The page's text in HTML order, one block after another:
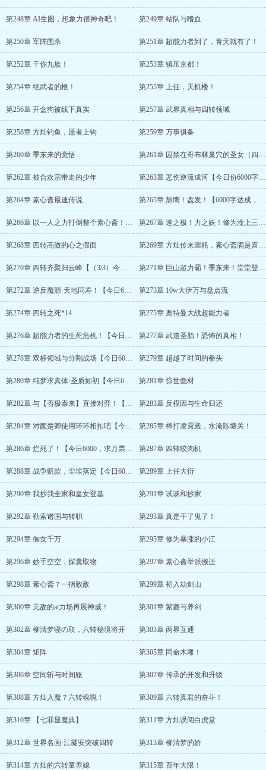
第248章 AI生图，想象力很神奇吧！ 第249章 站队与嗜血
第250章 军阵围杀 第251章 超能力者到了，青天就有了！
第252章 干你九族！ 第253章 镇压京都！
第254章 绝武者的根！ 第255章 上任，天机楼！
第256章 开盒狗被线下真实 第257章 武界真相与四转领域
第258章 方灿钓鱼，愿者上钩 第259章 万事俱备
第260章 季东来的觉悟 第261章 囚禁在哥布林巢穴的圣女（四千字大章，求月票！）
第262章 被合欢宗带走的少年 第263章 悲伤逆流成河【今日份6000字完成，求月票】
第264章 素心斋最速传说 第265章 熬鹰！盘发！【6000字达成，明天月初求月票】
第266章 以一人之力打倒整个素心斋！【月初求月票！】 第267章 速之极！力之妖！修为淦上三转！
第268章 四转高傲的心之假面 第269章 方灿传来噩耗，素心斋满是喜讯（2/3）
第270章 四转齐聚归云峰【（3/3）今日万字】 第271章 巨山超力霸！季东来！堂堂登场！
第272章 逆反魔源·天地同寿！【今日6000，求月票】 第273章 10w大伊万与盘点流
第274章 四转之死*14 第275章 奥特曼大战超能力者
第276章 超能力者的生死危机！【今日6000，求月票】 第277章 武道圣胎！恐怖的真相！
第278章 双标领域与分割战场【今日6000，求月票】 第279章 超越了时间的拳头
第280章 纯梦求真体·圣质如初【今日6000，求月票】 第281章 惊世蠢材
第282章 与【否极泰来】直接对弈！【今日6000，求月票】 第283章 反模因与生命归还
第284章 对颜楚卿使用环环相扣吧【今日6000，求月票！】 第285章 棒打凌霄殿，水淹陈塘关！
第286章 烂死了！【今日6000，求月票！】 第287章 四转绞肉机
第288章 战争赔款，尘埃落定【今日6000，求月票！】 第289章 上任大衍
第290章 我抄我全家和皇女登基 第291章 试谈和抄家
第292章 勒索诸国与转职 第293章 真是干了鬼了！
第294章 御女千万 第295章 修为暴涨的小江
第296章 妙手空空，探囊取物 第297章 素心斋举派搬迁
第298章 素心斋？一指败敌 第299章 初入劫剑山
第300章 无敌的at力场再展神威！ 第301章 紫菱与养剑
第302章 柳清梦寝の取，六转秘境将开 第303章 两界互通
第304章 矩阵 第305章 同命木雕！
第306章 空间斩与时间躯 第307章 传承的开发和升级
第308章 方灿入魔？六转魂魄！ 第309章 六转真君的奋斗！
第310章 【七罪显魔典】 第311章 方灿误闯白虎堂
第312章 世界名画·江凝安突破四转 第313章 柳清梦的娇
第314章 方灿的六转童养媳 第315章 百年大限！